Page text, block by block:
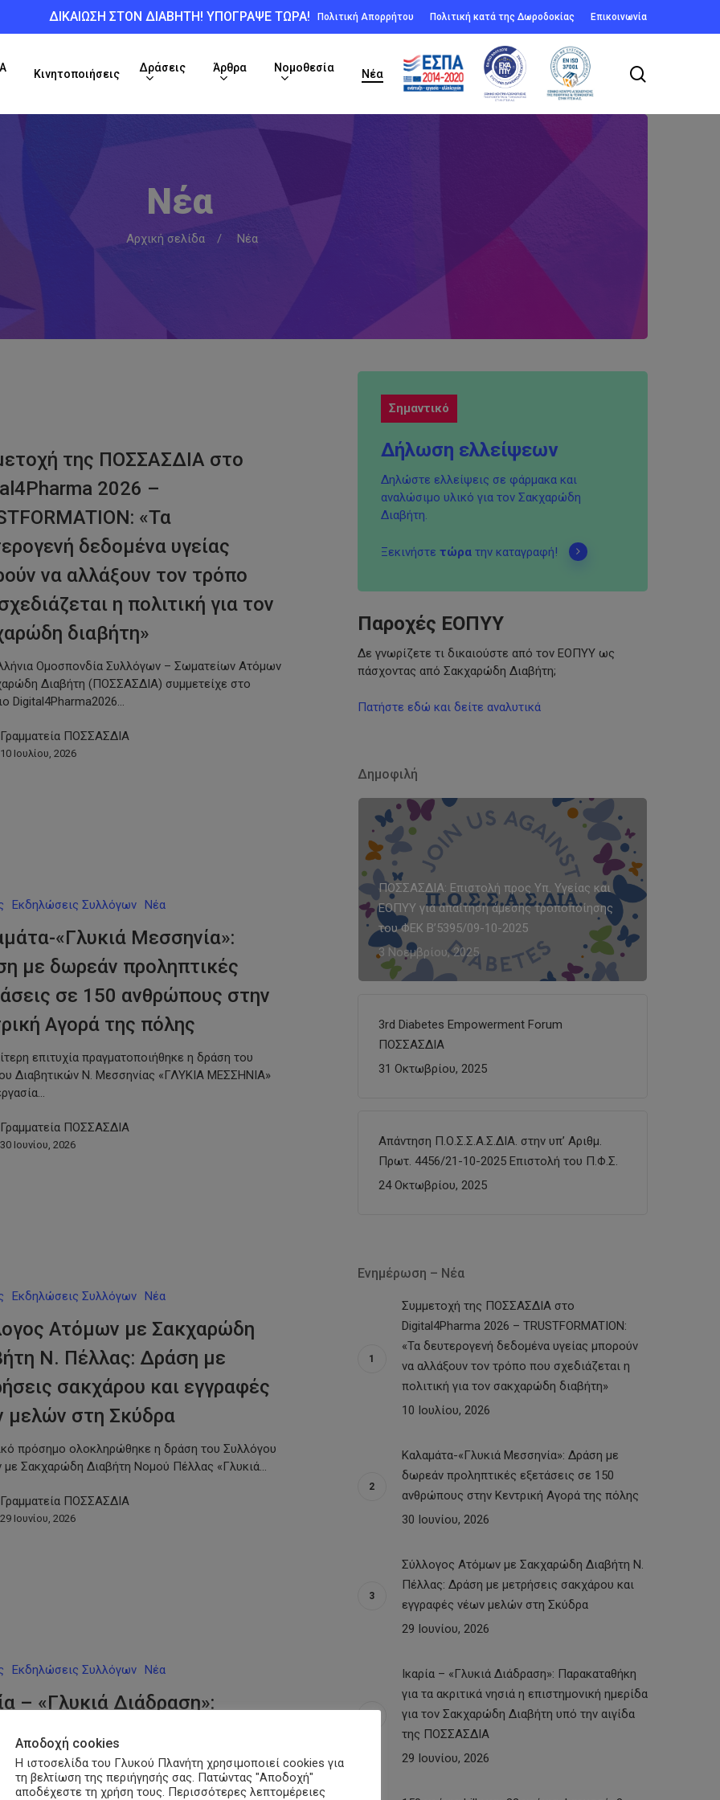
ΔΙΚΑΙΩΣΗ ΣΤΟΝ ΔΙΑΒΗΤΗ! ΥΠΟΓΡΑΨΕ ΤΩΡΑ! Πολιτική Απορρήτου Πολιτική κατά της Δωροδοκίας Επικοινωνία
Κινητοποιήσεις
Δράσεις Άρθρα Νομοθεσία
Νέα
Νέα
Αρχική σελίδα / Νέα
της ΠΟΣΣΑΣΔΙΑ στο
2026 –
«Τα
δεδομένα υγείας
να αλλάξουν τον τρόπο
η πολιτική για τον
διαβήτη»
Ομοσπονδία Συλλόγων – Σωματείων Ατόμων
Διαβήτη (ΠΟΣΣΑΣΔΙΑ) συμμετείχε στο
Digital4Pharma2026…
Γραμματεία ΠΟΣΣΑΣΔΙΑ
10 Ιουλίου, 2026
Εκδηλώσεις Συλλόγων Νέα
«Γλυκιά Μεσσηνία»:
με δωρεάν προληπτικές
σε 150 ανθρώπους στην
Αγορά της πόλης
επιτυχία πραγματοποιήθηκε η δράση του
Διαβητικών Ν. Μεσσηνίας «ΓΛΥΚΙΑ ΜΕΣΣΗΝΙΑ»
Γραμματεία ΠΟΣΣΑΣΔΙΑ
30 Ιουνίου, 2026
Εκδηλώσεις Συλλόγων Νέα
Ατόμων με Σακχαρώδη
Ν. Πέλλας: Δράση με
σακχάρου και εγγραφές
μελών στη Σκύδρα
πρόσημο ολοκληρώθηκε η δράση του Συλλόγου
Σακχαρώδη Διαβήτη Νομού Πέλλας «Γλυκιά…
Γραμματεία ΠΟΣΣΑΣΔΙΑ
29 Ιουνίου, 2026
Εκδηλώσεις Συλλόγων Νέα
– «Γλυκιά Διάδραση»:
για τα ακριτικά
η επιστημονική ημερίδα για
Διαβήτη υπό την
Σημαντικό
Δήλωση ελλείψεων
Δηλώστε ελλείψεις σε φάρμακα και
αναλώσιμο υλικό για τον Σακχαρώδη
Διαβήτη.
Ξεκινήστε τώρατην καταγραφή!
Παροχές ΕΟΠΥΥ
Δε γνωρίζετε τι δικαιούστε από τον ΕΟΠΥΥ ως
πάσχοντας από Σακχαρώδη Διαβήτη;
Πατήστε εδώ και δείτε αναλυτικά
Δημοφιλή
ΠΟΣΣΑΣΔΙΑ: Επιστολή προς Υπ. Υγείας και
ΕΟΠΥΥ για απαίτηση άμεσης τροποποίησης
του ΦΕΚ Β’5395/09-10-2025
3 Νοεμβρίου, 2025
3rd Diabetes Empowerment Forum
ΠΟΣΣΑΣΔΙΑ
31 Οκτωβρίου, 2025
Απάντηση Π.Ο.Σ.Σ.Α.Σ.ΔΙΑ. στην υπ’ Αριθμ.
Πρωτ. 4456/21-10-2025 Επιστολή του Π.Φ.Σ.
24 Οκτωβρίου, 2025
Ενημέρωση – Νέα
Συμμετοχή της ΠΟΣΣΑΣΔΙΑ στο
Digital4Pharma 2026 – TRUSTFORMATION:
«Τα δευτερογενή δεδομένα υγείας μπορούν
να αλλάξουν τον τρόπο που σχεδιάζεται η
πολιτική για τον σακχαρώδη διαβήτη»
10 Ιουλίου, 2026
Καλαμάτα-«Γλυκιά Μεσσηνία»: Δράση με
δωρεάν προληπτικές εξετάσεις σε 150
ανθρώπους στην Κεντρική Αγορά της πόλης
30 Ιουνίου, 2026
Σύλλογος Ατόμων με Σακχαρώδη Διαβήτη Ν.
Πέλλας: Δράση με μετρήσεις σακχάρου και
εγγραφές νέων μελών στη Σκύδρα
29 Ιουνίου, 2026
Ικαρία – «Γλυκιά Διάδραση»: Παρακαταθήκη
για τα ακριτικά νησιά η επιστημονική ημερίδα
για τον Σακχαρώδη Διαβήτη υπό την αιγίδα
της ΠΟΣΣΑΣΔΙΑ
29 Ιουνίου, 2026
Αποδοχή cookies
Η ιστοσελίδα του Γλυκού Πλανήτη χρησιμοποιεί cookies για
τη βελτίωση της περιήγησής σας. Πατώντας "Αποδοχή"
αποδέχεστε τη χρήση τους. Περισσότερες λεπτομέρειες